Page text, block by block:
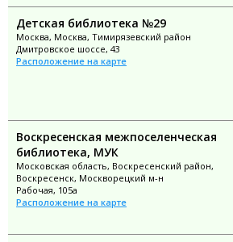
Детская библиотека №29
Москва, Москва, Тимирязевский район
Дмитровское шоссе, 43
Расположение на карте
Воскресенская межпоселенческая
библиотека, МУК
Московская область, Воскресенский район,
Воскресенск, Москворецкий м-н
Рабочая, 105а
Расположение на карте